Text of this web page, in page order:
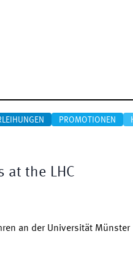
PROMOTIONEN
at the LHC
an der Universität Münster